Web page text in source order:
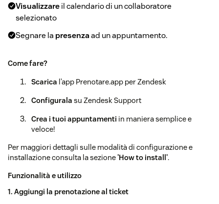
Visualizzareil calendario di un collaboratore
selezionato
Segnare la presenzaad un appuntamento.
Come fare?
Scarica l’app Prenotare.app per Zendesk
Configurala su Zendesk Support
Crea i tuoi appuntamenti in maniera semplice e
veloce!
Per maggiori dettagli sulle modalità di configurazione e
installazione consulta la sezione'How to install'.
Funzionalità e utilizzo
1. Aggiungi la prenotazione al ticket